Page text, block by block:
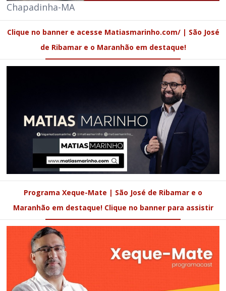
Chapadinha-MA
Clique no banner e acesse Matiasmarinho.com/ | São José
de Ribamar e o Maranhão em destaque!
Programa Xeque-Mate | São José de Ribamar e o
Maranhão em destaque! Clique no banner para assistir